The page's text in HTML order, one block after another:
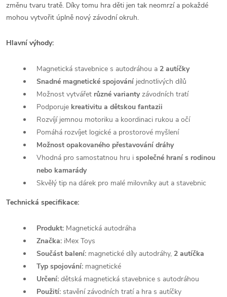
změnu tvaru tratě. Díky tomu hra děti jen tak neomrzí a pokaždé
mohou vytvořit úplně nový závodní okruh.
Hlavní výhody:
Magnetická stavebnice s autodráhou a 2 autíčky
Snadné magnetické spojování jednotlivých dílů
Možnost vytvářet různé variantyzávodních tratí
Podporuje kreativitu a dětskou fantazii
Rozvíjí jemnou motoriku a koordinaci rukou a očí
Pomáhá rozvíjet logické a prostorové myšlení
Možnost opakovaného přestavování dráhy
Vhodná pro samostatnou hru i společné hraní s rodinou
nebo kamarády
Skvělý tip na dárek pro malé milovníky aut a stavebnic
Technická specifikace:
Produkt: Magnetická autodráha
Značka: iMex Toys
Součást balení: magnetické díly autodráhy, 2 autíčka
Typ spojování: magnetické
Určení: dětská magnetická stavebnice s autodráhou
Použití: stavění závodních tratí a hra s autíčky